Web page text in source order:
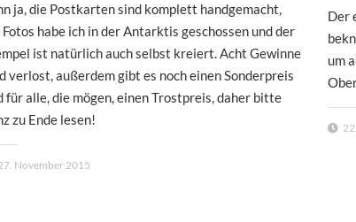
ja, die Postkarten sind komplett handgemacht,
Fotos habe ich in der Antarktis geschossen und der
ist natürlich auch selbst kreiert. Acht Gewinne
verlost, außerdem gibt es noch einen Sonderpreis
für alle, die mögen, einen Trostpreis, daher bitte
zu Ende lesen!
November 2015
Der
um